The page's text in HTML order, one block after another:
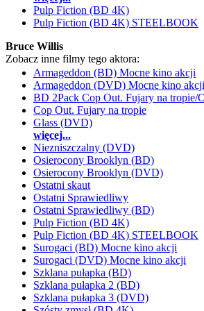
Pulp Fiction (BD 4K)
Pulp Fiction (BD 4K) STEELBOOK
Bruce Willis
Zobacz inne filmy tego aktora:
Armageddon (BD) Mocne kino akcji
Armageddon (DVD) Mocne kino akcji
BD 2Pack Cop Out. Fujary na
Cop Out. Fujary na tropie
Glass (DVD)
więcej...
Niezniszczalny (DVD)
Osierocony Brooklyn (BD)
Osierocony Brooklyn (DVD)
Ostatni skaut
Ostatni Sprawiedliwy
Ostatni Sprawiedliwy (BD)
Pulp Fiction (BD 4K)
Pulp Fiction (BD 4K) STEELBOOK
Surogaci (BD) Mocne kino akcji
Surogaci (DVD) Mocne kino akcji
Szklana pułapka (BD)
Szklana pułapka 2 (BD)
Szklana pułapka 3 (DVD)